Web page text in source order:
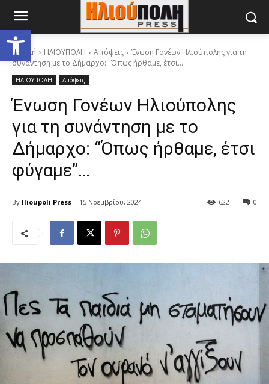
Ανοίξτε τη γραμμή εργαλείων
Αρχική ΗΛΙΟΥΠΟΛΗ Απόψεις
Ένωση Γονέων Ηλιούπολης για τη
συνάντηση με το Δήμαρχο: "Όπως ήρθαμε, έτσι...
ΗΛΙΟΥΠΟΛΗ Απόψεις
Ένωση Γονέων Ηλιούπολης
για τη συνάντηση με το
Δήμαρχο: “Όπως ήρθαμε, έτσι
φύγαμε”…
By Ilioupoli Press 15 Νοεμβρίου, 2024 0
622